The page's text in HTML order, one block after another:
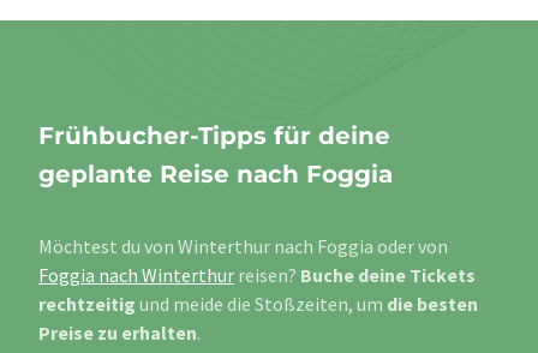
Frühbucher-Tipps für deine
geplante Reise nach Foggia
Möchtest du von Winterthur nach Foggia oder von
Foggia nach Winterthur reisen? Buche deine Tickets
rechtzeitig und meide die Stoßzeiten, um die besten
Preise zu erhalten.